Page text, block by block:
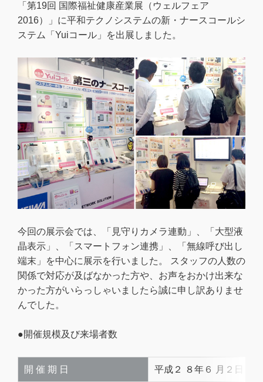
「第19回 国際福祉健康産業展（ウェルフェア
2016）」に平和テクノシステムの新・ナースコールシ
ステム「Yuiコール」を出展しました。
今回の展示会では、「見守りカメラ連動」、「大型液
晶表示」、「スマートフォン連携」、「無線呼び出し
端末」を中心に展示を行いました。 スタッフの人数の
関係で対応が及ばなかった方や、お声をおかけ出来な
かった方がいらっしゃいましたら誠に申し訳ありませ
んでした。
●開催規模及び来場者数
開 催 期 日 平成２ ８年６ 月２日（